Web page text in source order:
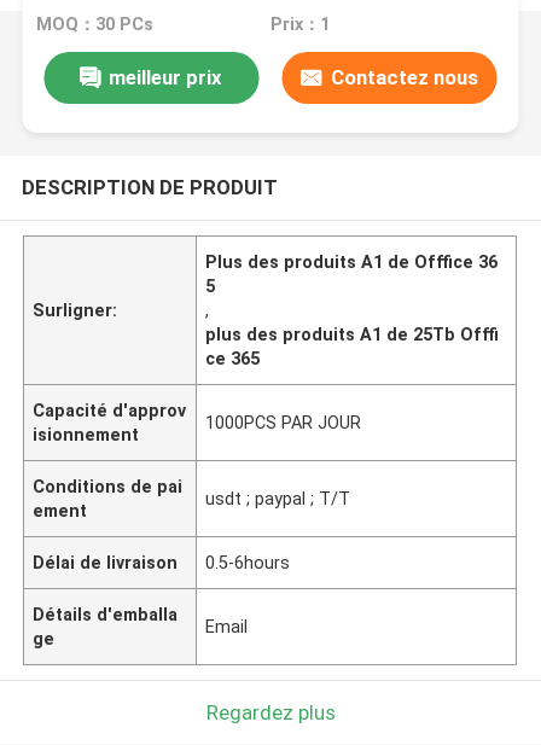
MOQ：30 PCs Prix：1
meilleur prix Contactez nous
DESCRIPTION DE PRODUIT
Surligner:
Plus des produits A1 de Offfice 36
5
,
plus des produits A1 de 25Tb Offfi
ce 365
Capacité d'approv
isionnement
1000PCS PAR JOUR
Conditions de pai
ement
usdt ; paypal ; T/T
Délai de livraison 0.5-6hours
Détails d'emballa
ge
Email
Regardez plus